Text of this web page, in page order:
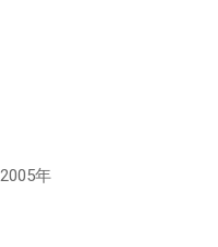
年